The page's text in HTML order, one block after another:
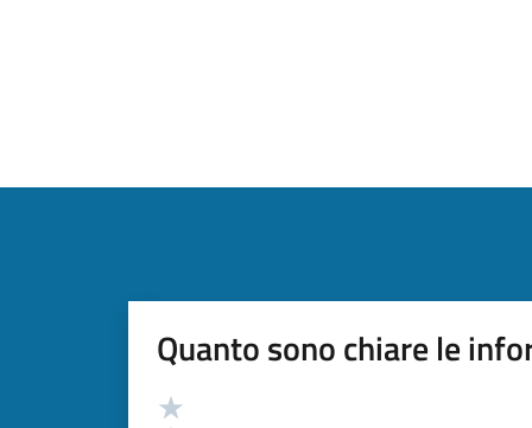
Quanto sono chiare le
Valutazione